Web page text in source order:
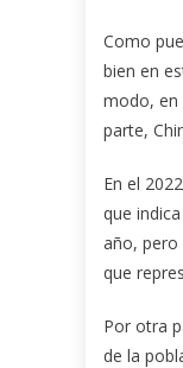
Como
bien en
modo, en
parte,
En el
que
año, pero
que
Por otra
de la